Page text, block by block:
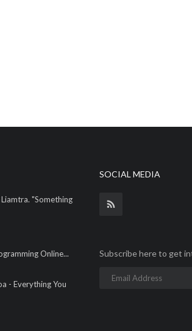
"Something
Online...
- Everything You
SOCIAL MEDIA
Subscribe here to get